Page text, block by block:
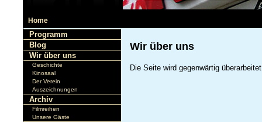
Home
Wir über uns
Die Seite wird gegenwärtig überarbeitet
Programm
Blog
Wir über uns
Geschichte
Kinosaal
Der Verein
Auszeichnungen
Archiv
Filmreihen
Unsere Gäste